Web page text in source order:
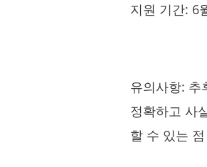
지원 기간: 6
유의사항: 추
정확하고 사
할 수 있는